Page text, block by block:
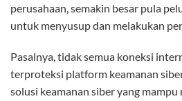
perusahaan, semakin besar pula
untuk menyusup dan melakukan
Pasalnya, tidak semua koneksi
terproteksi platform keamanan
solusi keamanan siber yang mampu